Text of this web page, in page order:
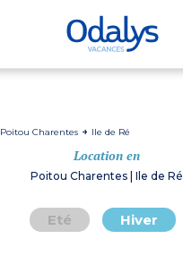
Poitou Charentes Ile de Ré
Location en
Poitou Charentes | Ile de Ré
Eté Hiver